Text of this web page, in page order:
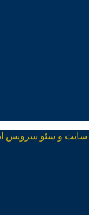
و سئو سرویس